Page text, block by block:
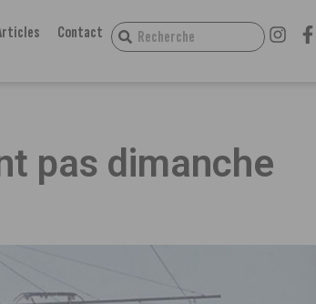
Contact
pas dimanche